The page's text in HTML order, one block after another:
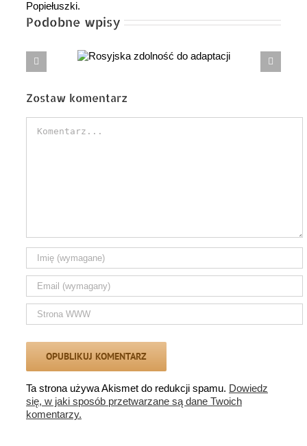
Popiełuszki.
Podobne wpisy
Zostaw komentarz
Ta strona używa Akismet do redukcji spamu. Dowiedz
się, w jaki sposób przetwarzane są dane Twoich
komentarzy.